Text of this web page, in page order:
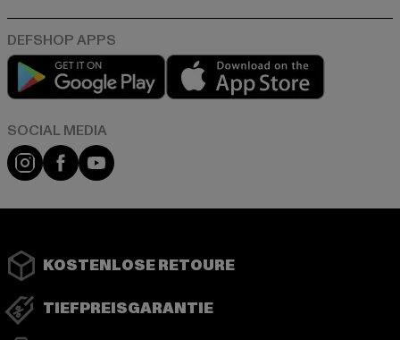
Play market
Instagram
FacebookYouTube
KOSTENLOSE RETOURE
TIEFPREISGARANTIE